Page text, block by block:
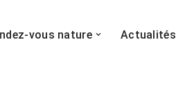
vous nature
Actualités